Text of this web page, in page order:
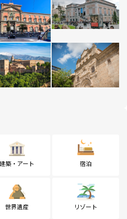
建築・アート 宿泊
世界遺産 リゾート